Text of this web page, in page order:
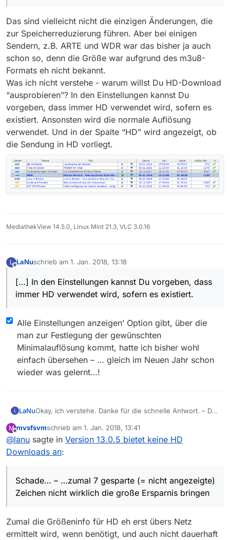
Das sind vielleicht nicht die einzigen Änderungen, die
zur Speicherreduzierung führen. Aber bei einigen
Sendern, z.B. ARTE und WDR war das bisher ja auch
schon so, denn die Größe war aufgrund des m3u8-
Formats eh nicht bekannt.
Was ich nicht verstehe - warum willst Du HD-Download
“ausprobieren”? In den Einstellungen kannst Du
vorgeben, dass immer HD verwendet wird, sofern es
existiert. Ansonsten wird die normale Auflösung
verwendet. Und in der Spalte “HD” wird angezeigt, ob
die Sendung in HD vorliegt.
MediathekView 14.5.0, Linux Mint 21.3, VLC 3.0.16
L LaNuschrieb am 1. Jan. 2018, 13:18
zuletzt editiert von
[…] In den Einstellungen kannst Du vorgeben, dass
immer HD verwendet wird, sofern es existiert.
Alle Einstellungen anzeigen’ Option gibt, über die
man zur Festlegung der gewünschten
Minimalauflösung kommt, hatte ich bisher wohl
einfach übersehen – … gleich im Neuen Jahr schon
wieder was gelernt…!
L LaNuOkay, ich verstehe. Danke für die schnelle Antwort. – Das
Download möglich ist, denn anhand der (fehlenden)
Größenangabe kann man das nie wissen. Da ging dann
wohl der Wunsch der Reduzierung des Speicherbedarfs
große Ersparnis bringen
M
Offline
mvsfsvmschrieb am 1. Jan. 2018, 13:41
zuletzt editiert von
@lanu sagte in Version 13.0.5 bietet keine HD
Downloads an:
Schade… – …zumal 7 gesparte (= nicht angezeigte)
Zeichen nicht wirklich die große Ersparnis bringen
Zumal die Größeninfo für HD eh erst übers Netz
ermittelt wird, wenn benötigt, und auch nicht dauerhaft